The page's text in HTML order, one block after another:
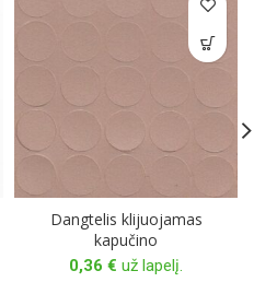
Dangtelis klijuojamas
kapučino
0,36 € už lapelį.